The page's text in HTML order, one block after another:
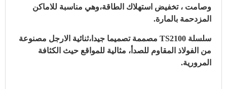
وصامت ، تخفيض استهلاك الطاقة،وهي مناسبة للاماكن
المزدحمة بالمارة.
سلسلة TS2100 مصممة تصميما جيدا،ثنائية الارجل مصنوعة
من الفولاذ المقاوم للصدأ، مثالية للمواقع حيث الكثافة
المرورية.